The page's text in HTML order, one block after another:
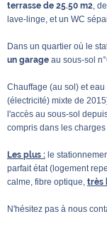
terrasse de 25.50 m2,
lave-linge, et un WC
Dans un quartier où le
un garage au sous-sol
Chauffage (au sol) et
(électricité) mixte de
l'accès au sous-sol
compris dans les
Les plus : le
parfait état (logement
calme, fibre optique, très
N'hésitez pas à nous